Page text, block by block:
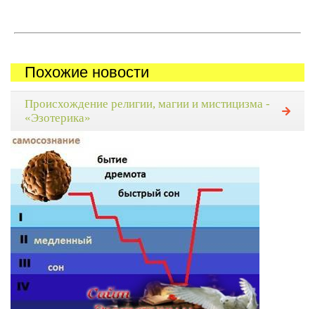
Похожие новости
Происхождение религии, магии и мистицизма -
«Эзотерика»